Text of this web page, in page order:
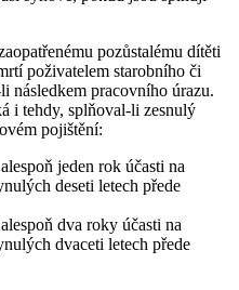
pozůstalému dítěti
poživatelem starobního či
následkem pracovního úrazu.
i tehdy, splňoval-li zesnulý
pojištění:
jeden rok účasti na
deseti letech přede
dva roky účasti na
dvaceti letech přede